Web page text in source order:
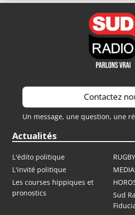
Contactez
Un message, une question, une
Actualités
L'édito politique
RUGBY
L'invité politique
Les courses hippiques et
pronostics
Sud